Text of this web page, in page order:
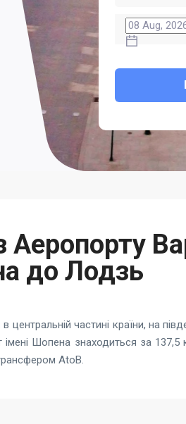
Аеропорту
до Лодзь
частині країни, на
Шопена знаходиться за 137,5
AtoB.